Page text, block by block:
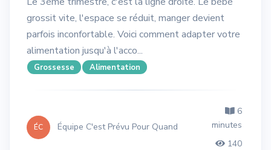
grossit vite, l'espace se réduit, manger devient
parfois inconfortable. Voici comment adapter votre
alimentation jusqu'à l'acco...
Grossesse Alimentation
ÉC Équipe C'est Prévu Pour Quand
6
minutes
140